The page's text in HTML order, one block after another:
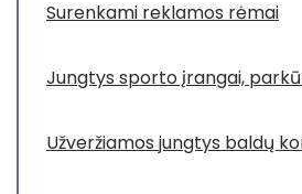
Surenkami reklamos rėmai
Jungtys sporto įrangai,
Užveržiamos jungtys baldų